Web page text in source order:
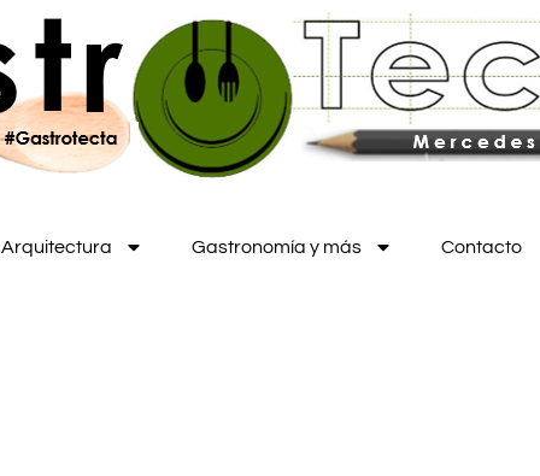
Arquitectura Gastronomía y más Contacto